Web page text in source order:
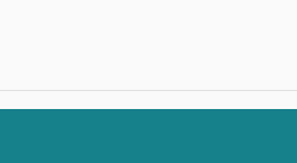
travel en simchas wereldwijd